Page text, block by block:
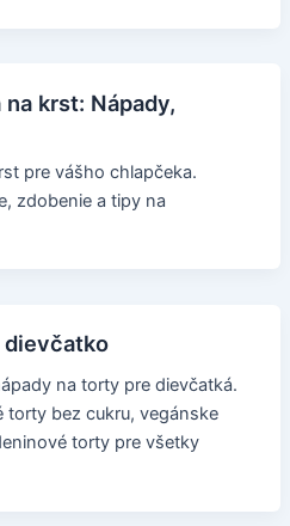
krst: Nápady,
pre vášho chlapčeka.
zdobenie a tipy na
na torty pre dievčatká.
torty bez cukru, vegánske
torty pre všetky